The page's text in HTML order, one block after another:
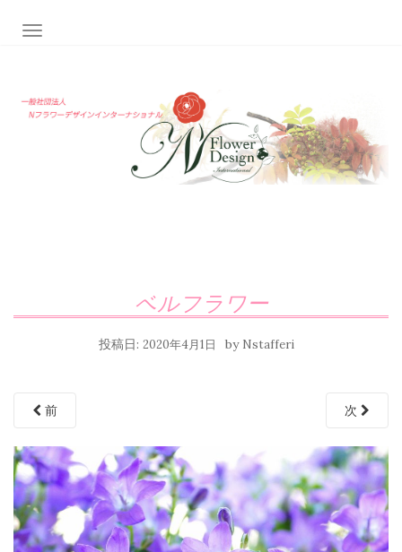
ナビゲーション切り替え
ベルフラワー
投稿日: 2020年4月1日 by Nstafferi
前 次